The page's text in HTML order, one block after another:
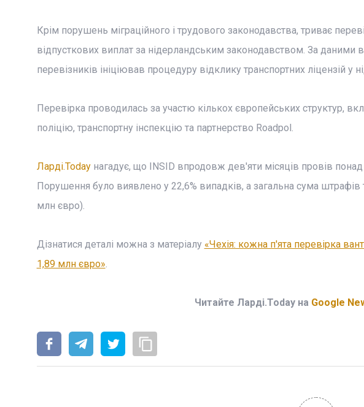
Крім порушень міграційного і трудового законодавства, триває
відпусткових виплат за нідерландським законодавством. За даними
перевізників ініціював процедуру відклику транспортних ліцензій у
Перевірка проводилась за участю кількох європейських структур,
поліцію, транспортну інспекцію та партнерство Roadpol.
Ларді.Todayнагадує, що INSID впродовж дев'яти місяців провів понад
Порушення було виявлено у 22,6% випадків, а загальна сума
млн євро).
Дізнатися деталі можна з матеріалу «Чехія: кожна п'ята перевірка
1,89 млн євро».
Читайте Ларді.Today на Google